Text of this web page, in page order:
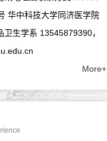
华中科技大学同济医学院
生学系 13545879390，
More+